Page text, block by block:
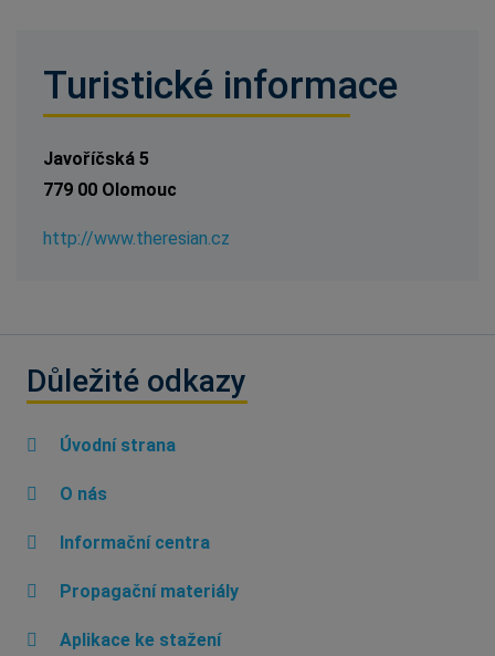
Turistické informace
Javoříčská 5
779 00 Olomouc
http://www.theresian.cz
Důležité odkazy
Úvodní strana
O nás
Informační centra
Propagační materiály
Aplikace ke stažení